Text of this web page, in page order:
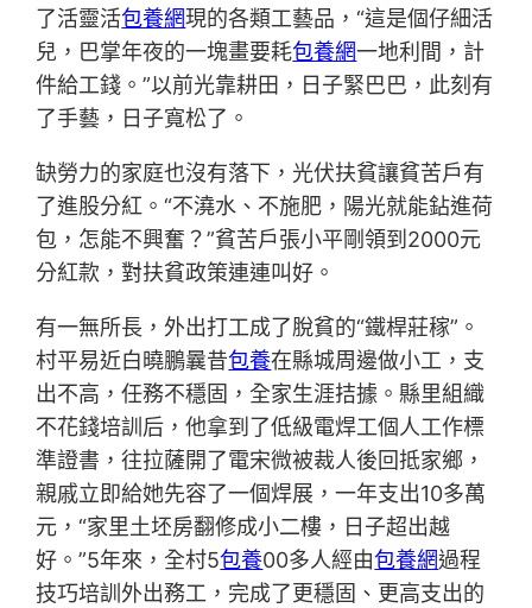
了活靈活包養網現的各類工藝品，“這是個仔細活
兒，巴掌年夜的一塊畫要耗包養網一地利間，計
件給工錢。”以前光靠耕田，日子緊巴巴，此刻有
了手藝，日子寬松了。
缺勞力的家庭也沒有落下，光伏扶貧讓貧苦戶有
了進股分紅。“不澆水、不施肥，陽光就能鉆進荷
包，怎能不興奮？”貧苦戶張小平剛領到2000元
分紅款，對扶貧政策連連叫好。
有一無所長，外出打工成了脫貧的“鐵桿莊稼”。
村平易近白曉鵬曩昔包養在縣城周邊做小工，支
出不高，任務不穩固，全家生涯拮據。縣里組織
不花錢培訓后，他拿到了低級電焊工個人工作標
準證書，往拉薩開了電宋微被裁人後回抵家鄉，
親戚立即給她先容了一個焊展，一年支出10多萬
元，“家里土坯房翻修成小二樓，日子超出越
好。”5年來，全村5包養00多人經由包養網過程
技巧培訓外出務工，完成了更穩固、更高支出的